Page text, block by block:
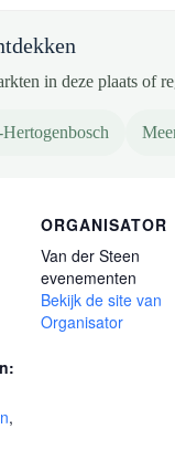
in deze plaats of
,
ORGANISATOR
Van der Steen
evenementen
Bekijk de site van
Organisator